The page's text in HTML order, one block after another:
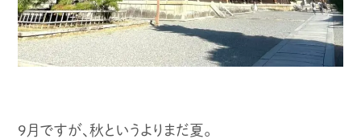
9月ですが、秋というよりまだ夏。